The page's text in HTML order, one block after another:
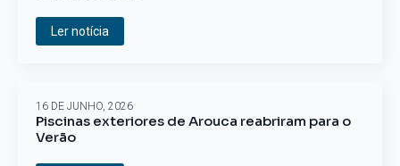
Ler notícia
Piscinas exteriores de Arouca reabriram para o
Verão
16 DE JUNHO, 2026